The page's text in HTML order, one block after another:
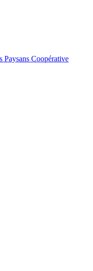
Paysans Coopérative